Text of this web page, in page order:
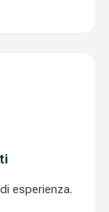
esperienza.